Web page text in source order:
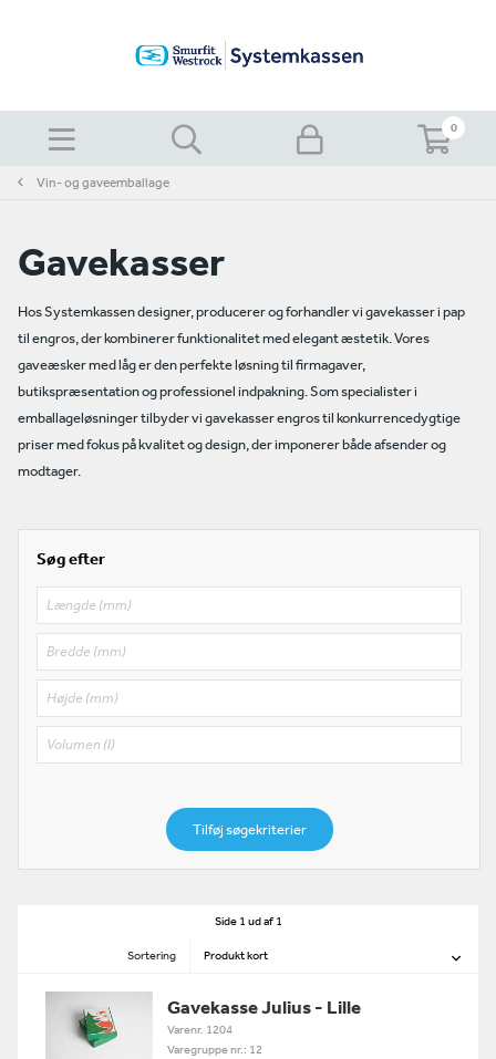
0
Vin- og gaveemballage
Gavekasser
Hos Systemkassen designer, producerer og forhandler vi gavekasser i pap
til engros, der kombinerer funktionalitet med elegant æstetik. Vores
gaveæsker med låg er den perfekte løsning til firmagaver,
butikspræsentation og professionel indpakning. Som specialister i
emballageløsninger tilbyder vi gavekasser engros til konkurrencedygtige
priser med fokus på kvalitet og design, der imponerer både afsender og
modtager.
Søg efter
Tilføj søgekriterier
Side 1 ud af 1
Sortering
Gavekasse Julius - Lille
Varenr. 1204
Varegruppe nr.: 12